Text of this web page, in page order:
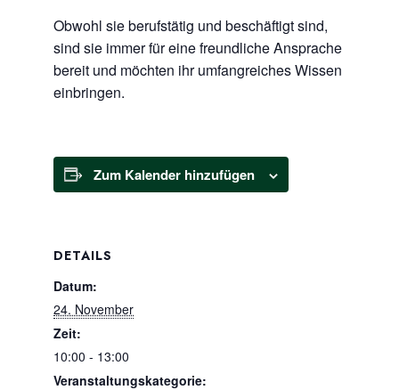
Obwohl sie berufstätig und beschäftigt sind,
sind sie immer für eine freundliche Ansprache
bereit und möchten ihr umfangreiches Wissen
einbringen.
Zum Kalender hinzufügen
DETAILS
Datum:
24. November
Zeit:
10:00 - 13:00
Veranstaltungskategorie: